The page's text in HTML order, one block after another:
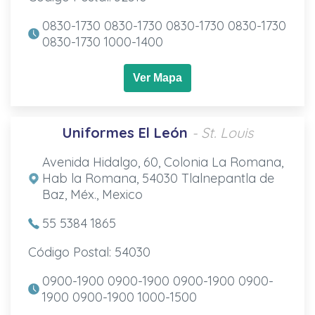
0830-1730 0830-1730 0830-1730 0830-1730
0830-1730 1000-1400
Ver Mapa
Uniformes El León - St. Louis
Avenida Hidalgo, 60, Colonia La Romana,
Hab la Romana, 54030 Tlalnepantla de
Baz, Méx., Mexico
55 5384 1865
Código Postal: 54030
0900-1900 0900-1900 0900-1900 0900-
1900 0900-1900 1000-1500